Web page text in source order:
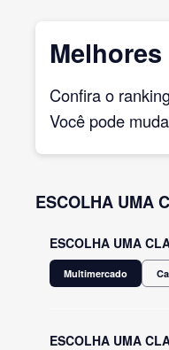
Confira o
Você pode
ESCOLHA UMA
ESCOLHA UMA
Multimercado
ESCOLHA UMA